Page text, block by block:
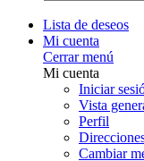
Lista de deseos
Mi cuenta
Cerrar menú
Mi cuenta
Iniciar
Vista
Perfil
Cambiar